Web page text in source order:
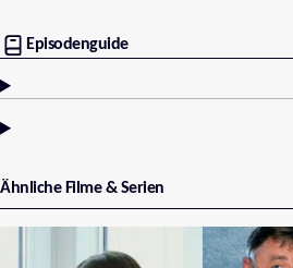
Episodenguide
Ähnliche Filme & Serien